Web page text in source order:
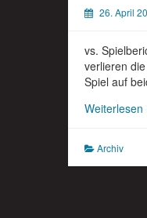
26. April
vs.
verlieren
Spiel auf
Weiterlesen
Archiv